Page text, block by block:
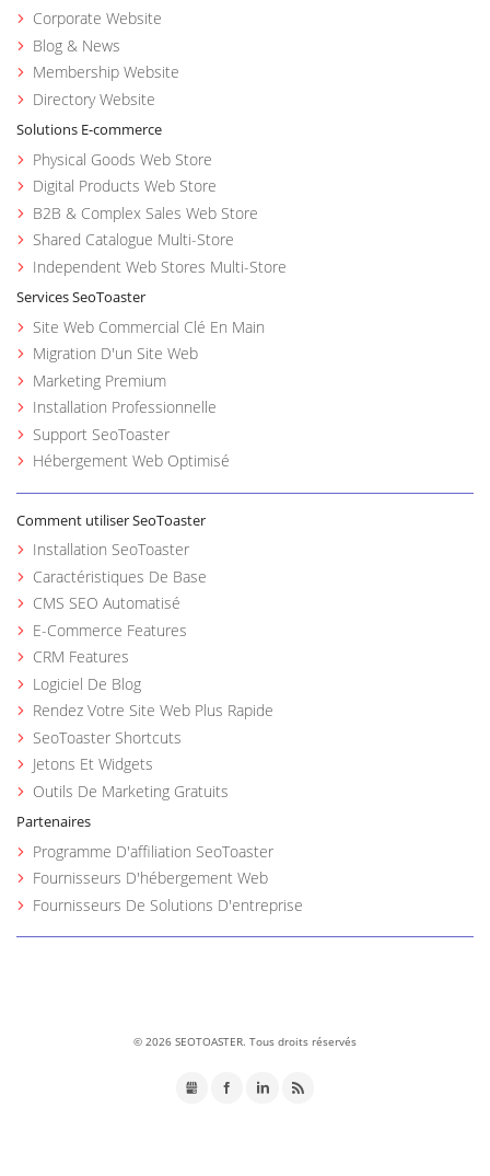
Corporate Website
Blog & News
Membership Website
Directory Website
Solutions E-commerce
Physical Goods Web Store
Digital Products Web Store
B2B & Complex Sales Web Store
Shared Catalogue Multi-Store
Independent Web Stores Multi-Store
Services SeoToaster
Site Web Commercial Clé En Main
Migration D'un Site Web
Marketing Premium
Installation Professionnelle
Support SeoToaster
Hébergement Web Optimisé
Comment utiliser SeoToaster
Installation SeoToaster
Caractéristiques De Base
CMS SEO Automatisé
E-Commerce Features
CRM Features
Logiciel De Blog
Rendez Votre Site Web Plus Rapide
SeoToaster Shortcuts
Jetons Et Widgets
Outils De Marketing Gratuits
Partenaires
Programme D'affiliation SeoToaster
Fournisseurs D'hébergement Web
Fournisseurs De Solutions D'entreprise
©2026 SEOTOASTER. Tous droits réservés
GMB FacebookLinkedIn